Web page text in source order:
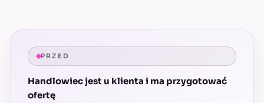
PRZED
Handlowiec jest u klienta i ma przygotować
ofertę